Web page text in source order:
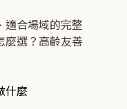
適合場域的完整
麼選？高齡友善
什麼